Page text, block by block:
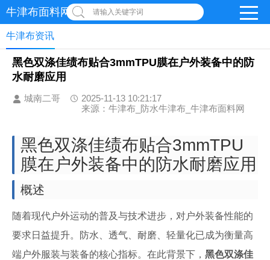
牛津布面料网 请输入关键字词
牛津布资讯
黑色双涤佳绩布贴合3mmTPU膜在户外装备中的防
水耐磨应用
城南二哥
2025-11-13 10:21:17
来源：牛津布_防水牛津布_牛津布面料网
黑色双涤佳绩布贴合3mmTPU
膜在户外装备中的防水耐磨应用
概述
随着现代户外运动的普及与技术进步，对户外装备性能的
要求日益提升。防水、透气、耐磨、轻量化已成为衡量高
端户外服装与装备的核心指标。在此背景下， 黑色双涤佳